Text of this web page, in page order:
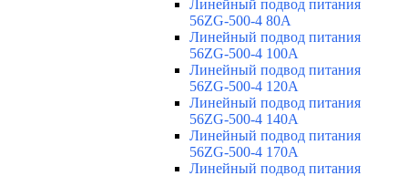
Линейный подвод питания
56ZG-500-4 80A
Линейный подвод питания
56ZG-500-4 100A
Линейный подвод питания
56ZG-500-4 120A
Линейный подвод питания
56ZG-500-4 140A
Линейный подвод питания
56ZG-500-4 170A
Линейный подвод питания